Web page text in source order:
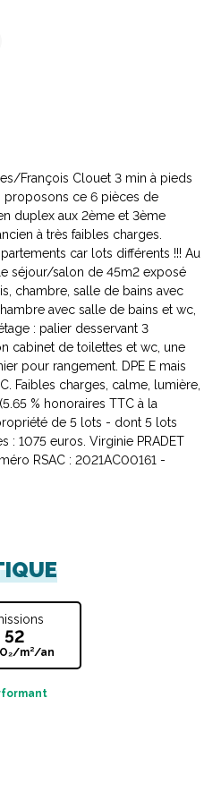
François Clouet 3 min à pieds
proposons ce 6 pièces de
duplex aux 2ème et 3ème
à très faibles charges.
car lots différents !!! Au
séjour/salon de 45m2 exposé
chambre, salle de bains avec
avec salle de bains et wc,
: palier desservant 3
cabinet de toilettes et wc, une
pour rangement. DPE E mais
Faibles charges, calme, lumière,
% honoraires TTC à la
de 5 lots - dont 5 lots
: 1075 euros. Virginie PRADET
RSAC : 2021AC00161 -
52
m²/an